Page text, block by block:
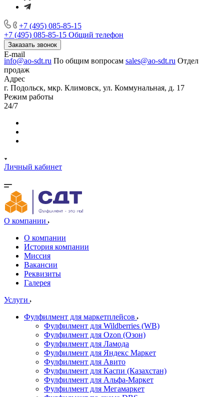
+7 (495) 085-85-15
+7 (495) 085-85-15 Общий телефон
Заказать звонок
E-mail
info@ao-sdt.ru По общим вопросам sales@ao-sdt.ru Отдел
продаж
Адрес
г. Подольск, мкр. Климовск, ул. Коммунальная, д. 17
Режим работы
24/7
Личный кабинет
О компании
О компании
История компании
Миссия
Вакансии
Реквизиты
Галерея
Услуги
Фулфилмент для маркетплейсов
Фулфилмент для Wildberries (WB)
Фулфилмент для Ozon (Озон)
Фулфилмент для Ламода
Фулфилмент для Яндекс Маркет
Фулфилмент для Авито
Фулфилмент для Каспи (Казахстан)
Фулфилмент для Альфа-Маркет
Фулфилмент для Мегамаркет